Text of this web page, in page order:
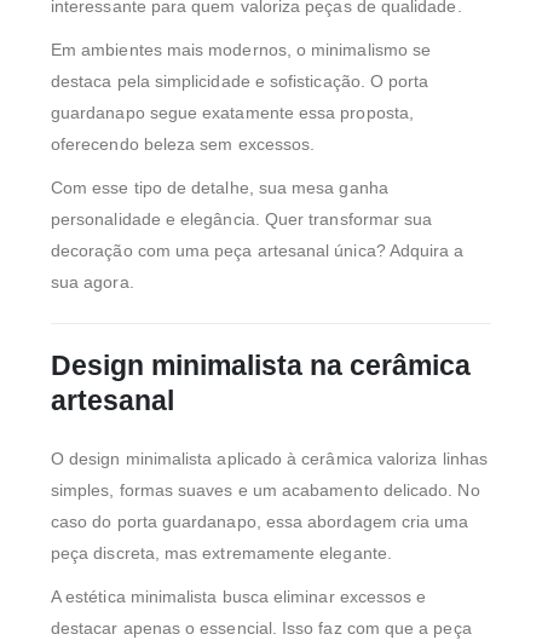
interessante para quem valoriza peças de qualidade.
Em ambientes mais modernos, o minimalismo se
destaca pela simplicidade e sofisticação. O porta
guardanapo segue exatamente essa proposta,
oferecendo beleza sem excessos.
Com esse tipo de detalhe, sua mesa ganha
personalidade e elegância. Quer transformar sua
decoração com uma peça artesanal única? Adquira a
sua agora.
Design minimalista na cerâmica
artesanal
O design minimalista aplicado à cerâmica valoriza linhas
simples, formas suaves e um acabamento delicado. No
caso do porta guardanapo, essa abordagem cria uma
peça discreta, mas extremamente elegante.
A estética minimalista busca eliminar excessos e
destacar apenas o essencial. Isso faz com que a peça